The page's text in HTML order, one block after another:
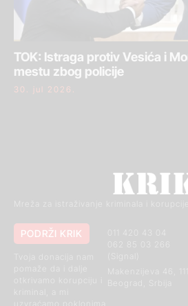
TOK: Istraga protiv Vesića i
mestu zbog policije
30. jul 2026.
Mreža za istraživanje kriminala i korupcije
011 420 43 04
Makenzijeva 46,
PODRŽI KRIK
otkrivamo korupciju i
kriminal, a mi
uzvraćamo poklonima